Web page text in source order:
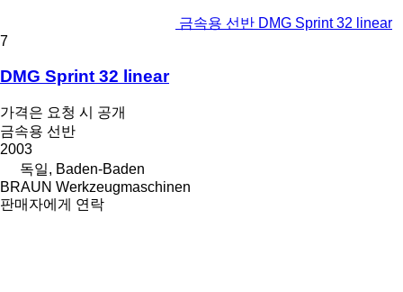
금속용 선반 DMG Sprint 32 linear
7
DMG Sprint 32 linear
가격은 요청 시 공개
금속용 선반
2003
독일, Baden-Baden
BRAUN Werkzeugmaschinen
판매자에게 연락